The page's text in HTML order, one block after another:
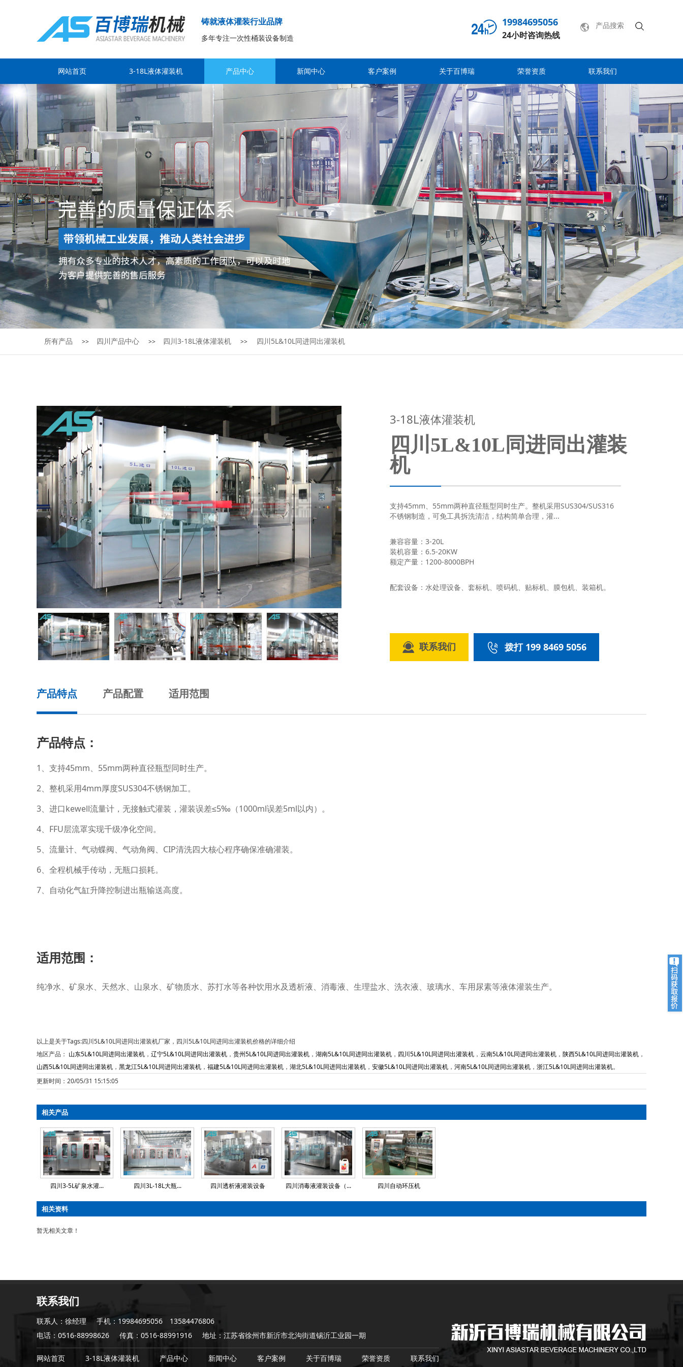
铸就液体灌装行业品牌
多年专注一次性桶装设备制造
19984695056
24小时咨询热线
网站首页 3-18L液体灌装机 产品中心 新闻中心 客户案例 关于百博瑞 荣誉资质 联系我们
所有产品 >> 四川产品中心 >> 四川3-18L液体灌装机 >> 四川5L&10L同进同出灌装机
3-18L液体灌装机
四川5L&10L同进同出灌装
机
支持45mm、55mm两种直径瓶型同时生产。整机采用SUS304/SUS316
不锈钢制造，可免工具拆洗清洁，结构简单合理，灌...
兼容容量：3-20L
装机容量：6.5-20KW
额定产量：1200-8000BPH
配套设备：水处理设备、套标机、喷码机、贴标机、膜包机、装箱机。
联系我们 拨打 199 8469 5056
产品特点 产品配置 适用范围
产品特点：
1、支持45mm、55mm两种直径瓶型同时生产。
2、整机采用4mm厚度SUS304不锈钢加工。
3、进口kewell流量计，无接触式灌装，灌装误差≤5‰（1000ml误差5ml以内）。
4、FFU层流罩实现千级净化空间。
5、流量计、气动蝶阀、气动角阀、CIP清洗四大核心程序确保准确灌装。
6、全程机械手传动，无瓶口损耗。
7、自动化气缸升降控制进出瓶输送高度。
适用范围：
纯净水、矿泉水、天然水、山泉水、矿物质水、苏打水等各种饮用水及透析液、消毒液、生理盐水、洗衣液、玻璃水、车用尿素等液体灌装生产。
以上是关于Tags:四川5L&10L同进同出灌装机厂家，四川5L&10L同进同出灌装机价格的详细介绍
地区产品： 山东5L&10L同进同出灌装机 ， 辽宁5L&10L同进同出灌装机 ， 贵州5L&10L同进同出灌装机 ， 湖南5L&10L同进同出灌装机 ， 四川5L&10L同进同出灌装机 ， 云南5L&10L同进同出灌装机 ， 陕西5L&10L同进同出灌装机 ，
山西5L&10L同进同出灌装机 ， 黑龙江5L&10L同进同出灌装机 ， 福建5L&10L同进同出灌装机 ， 湖北5L&10L同进同出灌装机 ， 安徽5L&10L同进同出灌装机 ， 河南5L&10L同进同出灌装机 ， 浙江5L&10L同进同出灌装机。
更新时间：20/05/31 15:15:05
相关产品
四川3-5L矿泉水灌... 四川3L-18L大瓶... 四川透析液灌装设备 四川消毒液灌装设备（... 四川自动环压机
相关资料
暂无相关文章！
联系我们
联系人：徐经理
手机：19984695056 13584476806
电话：0516-88998626
传真：0516-88991916 地址：江苏省徐州市新沂市北沟街道锡沂工业园一期
网站首页 3-18L液体灌装机 产品中心 新闻中心 客户案例 关于百博瑞 荣誉资质 联系我们